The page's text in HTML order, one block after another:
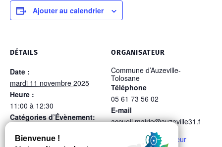
Ajouter au calendrier
DÉTAILS
Date :
mardi 11 novembre 2025
Heure :
11:00 à 12:30
Catégories d’Évènement:
Réunion publique
ORGANISATEUR
Commune d’Auzeville-
Tolosane
Téléphone
05 61 73 56 02
E-mail
accueil.mairie@auzeville31.f
Voir le site Organisateur